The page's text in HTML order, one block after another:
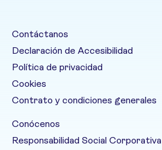
Contáctanos
Declaración de Accesibilidad
Política de privacidad
Cookies
Contrato y condiciones generales
Conócenos
Responsabilidad Social Corporativa